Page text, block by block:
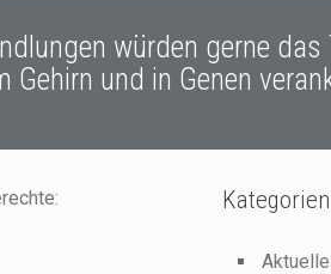
würden gerne
Gehirn und in Genen
Kategorien